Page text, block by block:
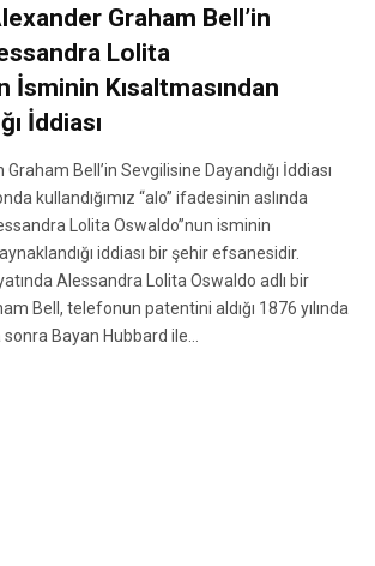
Graham Bell’in
Lolita
İsminin Kısaltmasından
İddiası
Graham Bell’in Sevgilisine Dayandığı İddiası
kullandığımız “alo” ifadesinin aslında
Lolita Oswaldo”nun isminin
iddiası bir şehir efsanesidir.
Alessandra Lolita Oswaldo adlı bir
Bell, telefonun patentini aldığı 1876 yılında
sonra Bayan Hubbard ile…